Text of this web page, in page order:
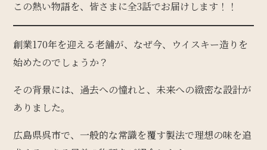
この熱い物語を、皆さまに全3話でお届けします！！
創業170年を迎える老舗が、なぜ今、ウイスキー造りを
始めたのでしょうか？
その背景には、過去への憧れと、未来への緻密な設計が
ありました。
広島県呉市で、一般的な常識を覆す製法で理想の味を追